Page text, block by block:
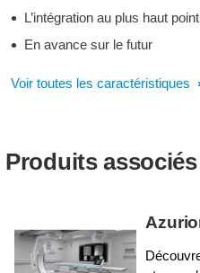
L’intégration au plus haut point
En avance sur le futur
Voir toutes les caractéristiques
Produits associés